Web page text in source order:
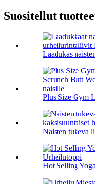
Suositellut
Laadukas
Plus Size Gym
Naisten tukeva
Hot Selling